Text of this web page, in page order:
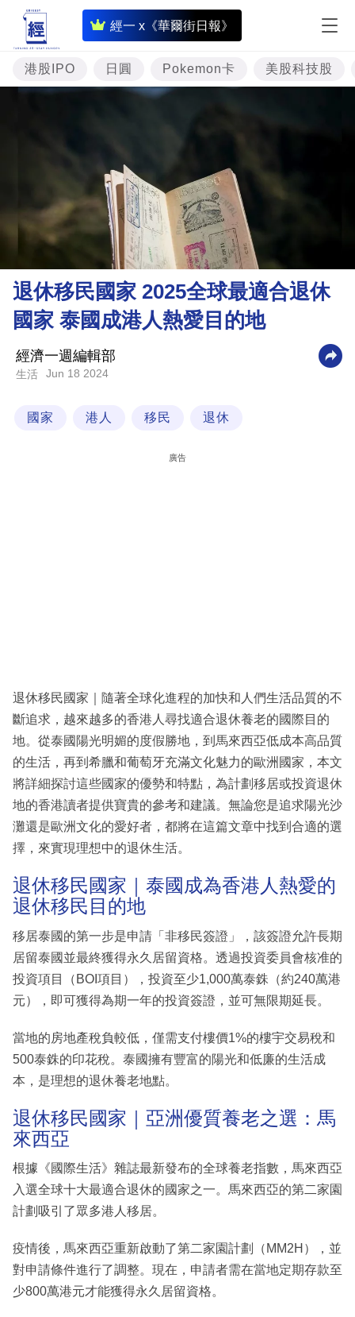
經一 x《華爾街日報》
即
時
財
經
投
資
樓
市
理
財
商
業
科
區
港股IPO 日圓 Pokemon卡 美股科技股
退休移民國家 2025全球最適合退休
國家 泰國成港人熱愛目的地
經濟一週編輯部
生活 Jun 18 2024
國家 港人 移民 退休
廣告
退休移民國家｜隨著全球化進程的加快和人們生活品質的不
斷追求，越來越多的香港人尋找適合退休養老的國際目的
地。從泰國陽光明媚的度假勝地，到馬來西亞低成本高品質
的生活，再到希臘和葡萄牙充滿文化魅力的歐洲國家，本文
將詳細探討這些國家的優勢和特點，為計劃移居或投資退休
地的香港讀者提供寶貴的參考和建議。無論您是追求陽光沙
灘還是歐洲文化的愛好者，都將在這篇文章中找到合適的選
擇，來實現理想中的退休生活。
退休移民國家｜泰國成為香港人熱愛的
退休移民目的地
移居泰國的第一步是申請「非移民簽證」，該簽證允許長期
居留泰國並最終獲得永久居留資格。透過投資委員會核准的
投資項目（BOI項目），投資至少1,000萬泰銖（約240萬港
元），即可獲得為期一年的投資簽證，並可無限期延長。
當地的房地產稅負較低，僅需支付樓價1%的樓宇交易稅和
500泰銖的印花稅。泰國擁有豐富的陽光和低廉的生活成
本，是理想的退休養老地點。
退休移民國家｜亞洲優質養老之選：馬
來西亞
根據《國際生活》雜誌最新發布的全球養老指數，馬來西亞
入選全球十大最適合退休的國家之一。馬來西亞的第二家園
計劃吸引了眾多港人移居。
疫情後，馬來西亞重新啟動了第二家園計劃（MM2H），並
對申請條件進行了調整。現在，申請者需在當地定期存款至
少800萬港元才能獲得永久居留資格。